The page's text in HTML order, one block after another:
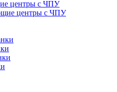
центры с ЧПУ
центры с ЧПУ